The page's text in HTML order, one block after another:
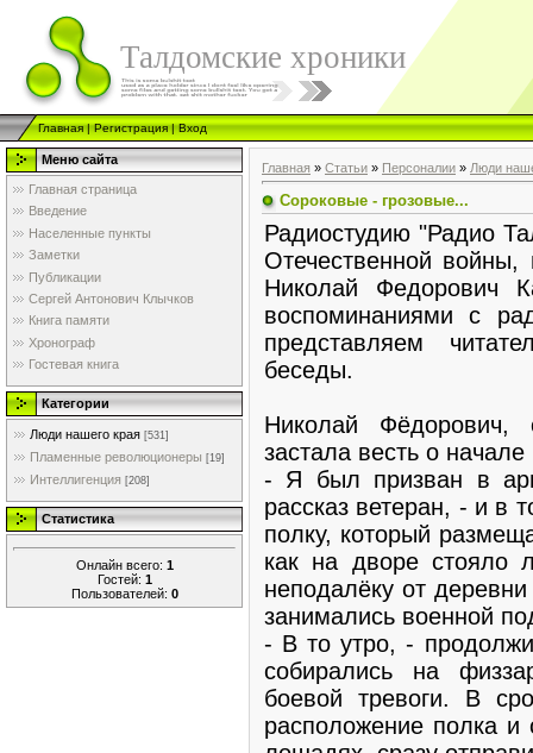
Талдомские хроники
Главная|Регистрация|Вход
Меню сайта
Главная страница
Введение
Населенные пункты
Заметки
Публикации
Сергей Антонович Клычков
Книга памяти
Хронограф
Гостевая книга
Категории
Люди нашего края [531]
Пламенные революционеры [19]
Интеллигенция [208]
Статистика
Онлайн всего: 1
Гостей: 1
Пользователей: 0
Главная » Статьи » Персоналии » Люди
Сороковые - грозовые...
Радиостудию "Радио
Отечественной
Николай Федорович
воспоминаниями с
представляем
беседы.
Николай Фёдорович,
застала весть о
- Я был призван в
рассказ ветеран, - и в
полку, который
как на дворе стояло
неподалёку от
занимались военной
- В то утро, -
собирались на
боевой тревоги. В
расположение полка и